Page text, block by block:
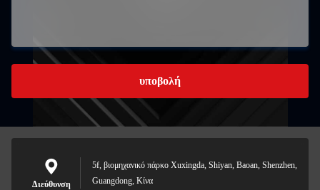
υποβολή
Διεύθυνση
5f, βιομηχανικό πάρκο Xuxingda, Shiyan, Baoan, Shenzhen,
Guangdong, Κίνα